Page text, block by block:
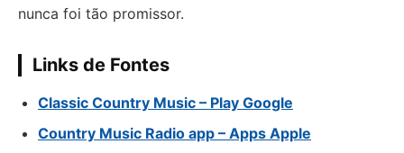
nunca foi tão promissor.
Links de Fontes
Classic Country Music – Play Google
Country Music Radio app – Apps Apple